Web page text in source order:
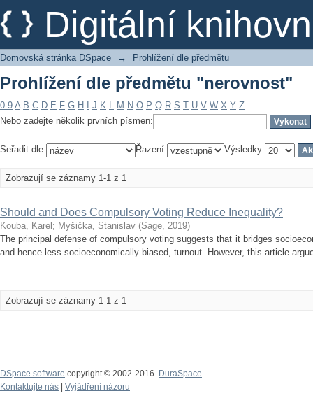
Digitální
Prohlížení dle předmětu "nerovnost"
Domovská stránka DSpace → Prohlížení dle předmětu
Prohlížení dle předmětu "nerovnost"
0-9 A B C D E F G H J K L M N O P Q R S T U V W X Y Z
Nebo zadejte několik prvních písmen:
Seřadit dle: Řazení: Výsledky:
Zobrazují se záznamy 1-1 z 1
Should and Does Compulsory Voting Reduce Inequality?
Kouba, Karel ; Myšička, Stanislav (Sage, 2019)
The principal defense of compulsory voting suggests that it bridges
and hence less socioeconomically biased, turnout. However, this article
Zobrazují se záznamy 1-1 z 1
DSpace software copyright © 2002-2016
DuraSpace
Kontaktujte nás
Vyjádření názoru